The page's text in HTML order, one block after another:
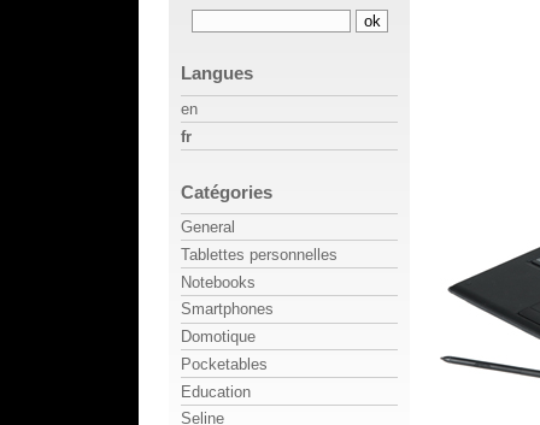
Langues
en
fr
Catégories
General
Tablettes personnelles
Notebooks
Smartphones
Domotique
Pocketables
Education
Seline